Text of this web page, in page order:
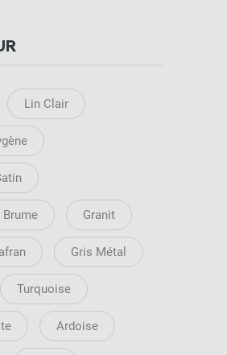
Lin Clair
Granit
Gris Métal
Turquoise
Ardoise